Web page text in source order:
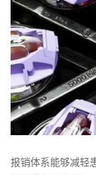
报销体系能够减轻